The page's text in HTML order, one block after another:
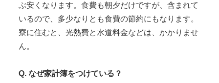
ぶ安くなります。食費も朝夕だけですが、含まれて
いるので、多少なりとも食費の節約にもなります。
寮に住むと、光熱費と水道料金などは、かかりませ
ん。
Q. なぜ家計簿をつけている？